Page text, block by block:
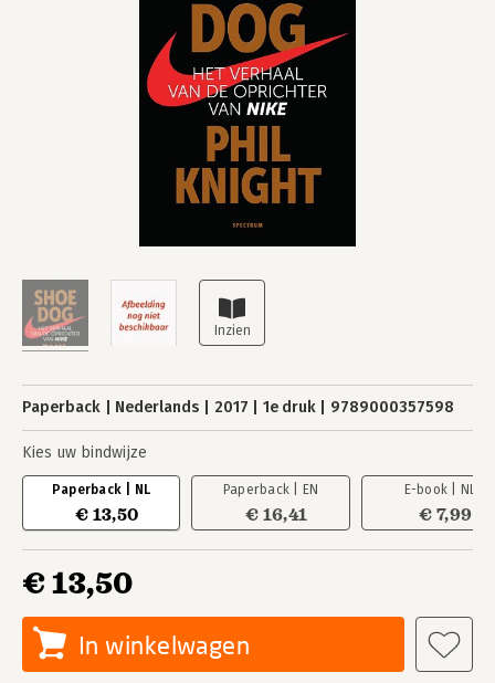
Paperback Nederlands 2017 1e druk 9789000357598
Kies uw bindwijze
Paperback | NL
€ 13,50
Paperback | EN
€ 16,41
E-book | NL
€ 7,99
€ 13,50
In winkelwagen